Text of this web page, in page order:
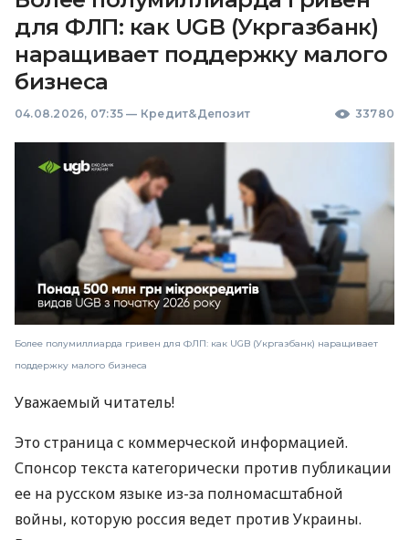
для ФЛП: как UGB (Укргазбанк)
наращивает поддержку малого
бизнеса
04.08.2026, 07:35 — Кредит&Депозит 33780
Более полумиллиарда гривен для ФЛП: как UGB (Укргазбанк) наращивает
поддержку малого бизнеса
Уважаемый читатель!
Это страница с коммерческой информацией.
Спонсор текста категорически против публикации
ее на русском языке из-за полномасштабной
войны, которую россия ведет против Украины.